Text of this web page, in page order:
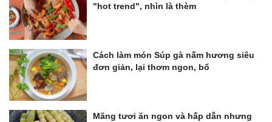
"hot trend", nhìn là thèm
Cách làm món Súp gà nấm hương siêu
đơn giản, lại thơm ngon, bổ
Măng tươi ăn ngon và hấp dẫn nhưng